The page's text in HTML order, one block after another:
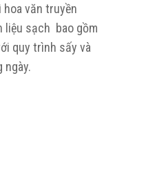
văn truyền
liệu sạch bao gồm
quy trình sấy và
ngày.